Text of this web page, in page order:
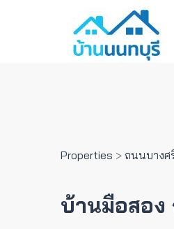
Properties > ถนนบางศ
บ้านมือสอง